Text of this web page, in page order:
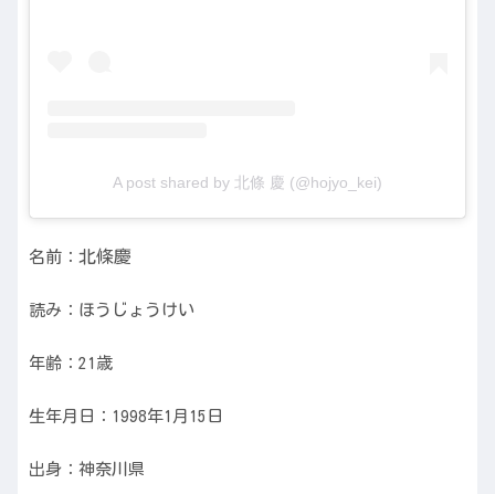
A post shared by 北條 慶 (@hojyo_kei)
名前： 北條慶
読み：ほうじょうけい
年齢：21歳
生年月日：1998年1月15日
出身：神奈川県